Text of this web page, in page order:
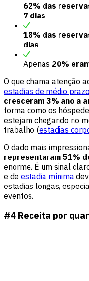
62% das
7 dias
18% das
dias
Apenas 20%
O que chama atenção
estadias de médio prazo
cresceram 3% ano a
forma como os
estejam chegando no
trabalho (estadias
O dado mais
representaram 51%
enorme. É um sinal
e de estadia mínima
estadias longas,
eventos.
#4 Receita por